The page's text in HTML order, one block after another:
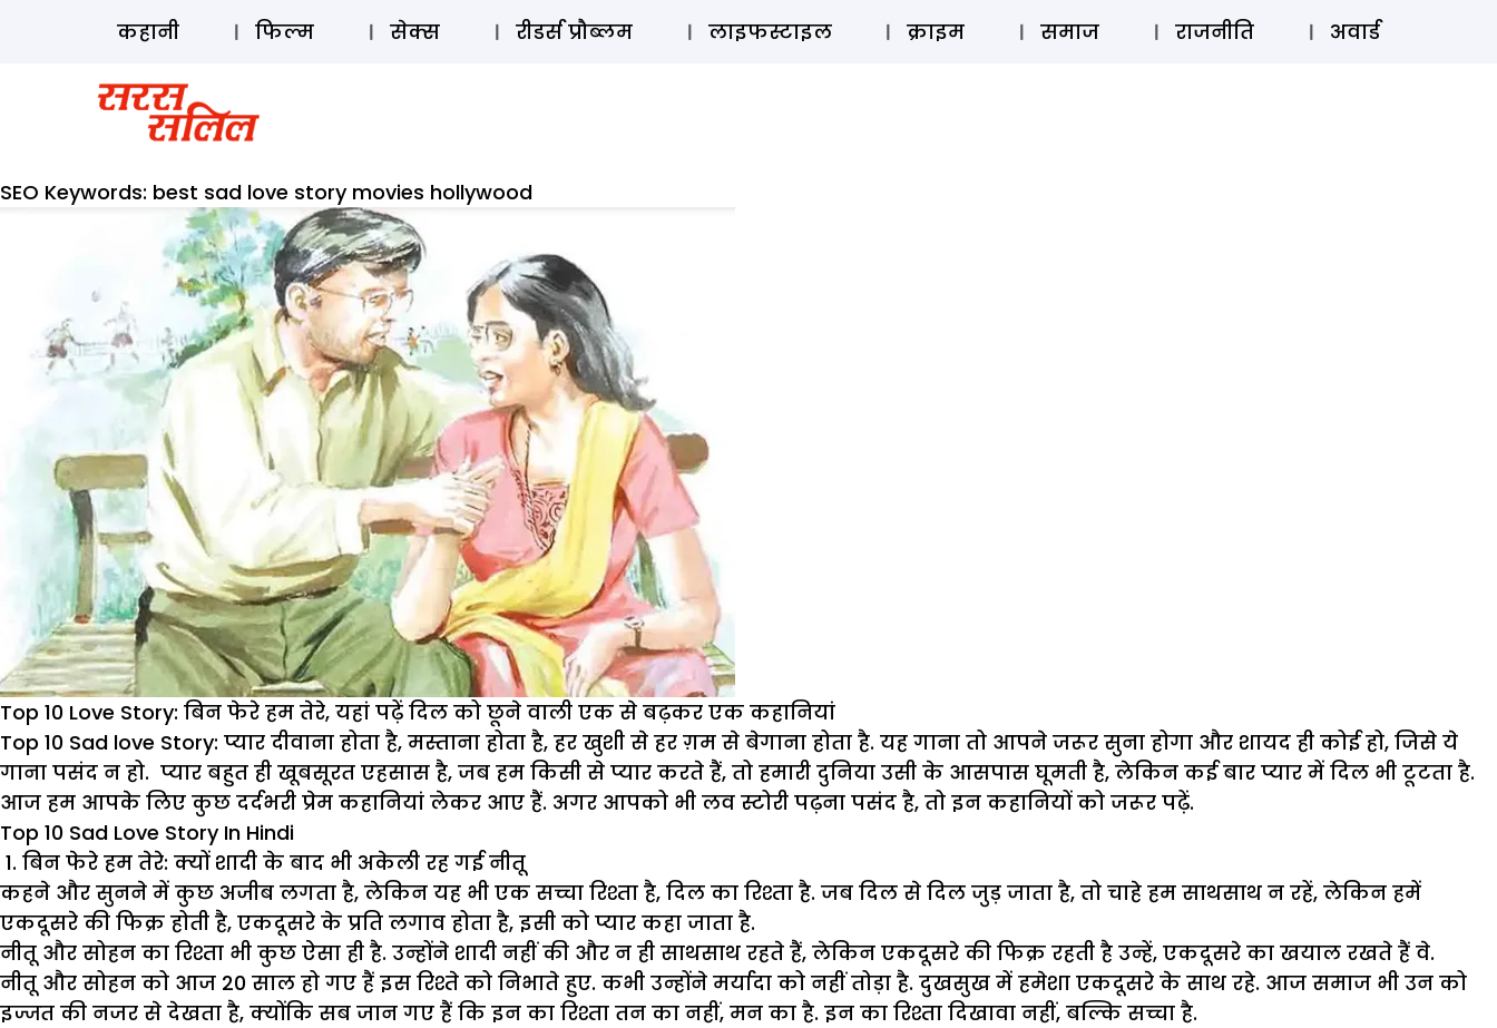
ऑडियो स्टोरी लॉग इन ⚲ SUBSCRIBE
कहानी फिल्म सेक्स रीडर्स प्रौब्लम लाइफस्टाइल क्राइम समाज राजनीति अवार्ड
SEO Keywords: best sad love story movies hollywood
Top 10 Love Story: बिन फेरे हम तेरे, यहां पढ़ें दिल को छूने वाली एक से बढ़कर एक कहानियां
Top 10 Sad love Story: प्यार दीवाना होता है, मस्ताना होता है, हर खुशी से हर ग़म से बेगाना होता है. यह गाना तो आपने जरूर सुना होगा और शायद ही कोई हो, जिसे ये
गाना पसंद न हो. प्यार बहुत ही खूबसूरत एहसास है, जब हम किसी से प्यार करते हैं, तो हमारी दुनिया उसी के आसपास घूमती है, लेकिन कई बार प्यार में दिल भी टूटता है.
आज हम आपके लिए कुछ दर्दभरी प्रेम कहानियां लेकर आए हैं. अगर आपको भी लव स्टोरी पढ़ना पसंद है, तो इन कहानियों को जरूर पढ़ें.
Top 10 Sad Love Story In Hindi
1. बिन फेरे हम तेरे: क्यों शादी के बाद भी अकेली रह गई नीतू
कहने और सुनने में कुछ अजीब लगता है, लेकिन यह भी एक सच्चा रिश्ता है, दिल का रिश्ता है. जब दिल से दिल जुड़ जाता है, तो चाहे हम साथसाथ न रहें, लेकिन हमें
एकदूसरे की फिक्र होती है, एकदूसरे के प्रति लगाव होता है, इसी को प्यार कहा जाता है.
नीतू और सोहन का रिश्ता भी कुछ ऐसा ही है. उन्होंने शादी नहीं की और न ही साथसाथ रहते हैं, लेकिन एकदूसरे की फिक्र रहती है उन्हें, एकदूसरे का खयाल रखते हैं वे.
नीतू और सोहन को आज 20 साल हो गए हैं इस रिश्ते को निभाते हुए. कभी उन्होंने मर्यादा को नहीं तोड़ा है. दुखसुख में हमेशा एकदूसरे के साथ रहे. आज समाज भी उन को
इज्जत की नजर से देखता है, क्योंकि सब जान गए हैं कि इन का रिश्ता तन का नहीं, मन का है. इन का रिश्ता दिखावा नहीं, बल्कि सच्चा है.